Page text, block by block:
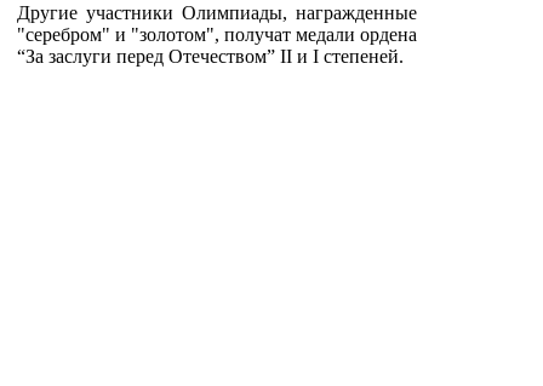
Другие участники Олимпиады, награжденные
"серебром" и "золотом", получат медали ордена
“За заслуги перед Отечеством” II и I степеней.